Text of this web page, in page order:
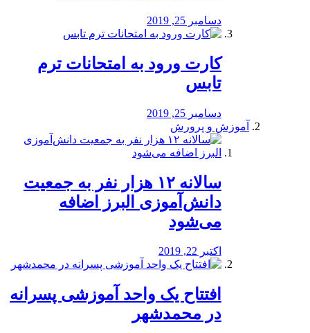
دسامبر 25, 2019
کارت ورود به امتحانات ترم
تابس
دسامبر 25, 2019
آموزش و پرورش
️سالانه ۱۲ هزار نفر به جمعیت
دانش‌آموزی البرز اضافه
می‌شود
اکتبر 22, 2019
افتتاح یک واحد آموزشی پسرانه
در محمدشهر